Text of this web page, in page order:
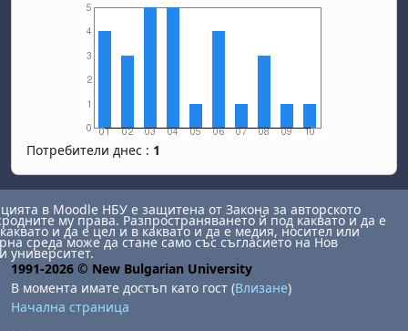
Потребители днес : 1
в Moodle НБУ е защитена от Закона за авторското
му права. Разпространяването й под каквато и да е
и да е цел и в каквато и да е медия, носител или
среда може да стане само със съгласието на Нов
университет.
1991-2026 © New Bulgarian University
В момента имате достъп като гост (Влизане)
Начална страница